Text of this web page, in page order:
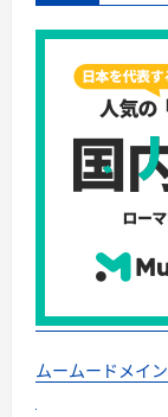
ムームードメイン